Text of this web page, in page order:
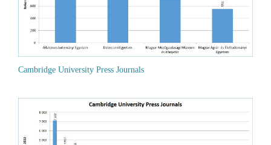
Cambridge University Press Journals